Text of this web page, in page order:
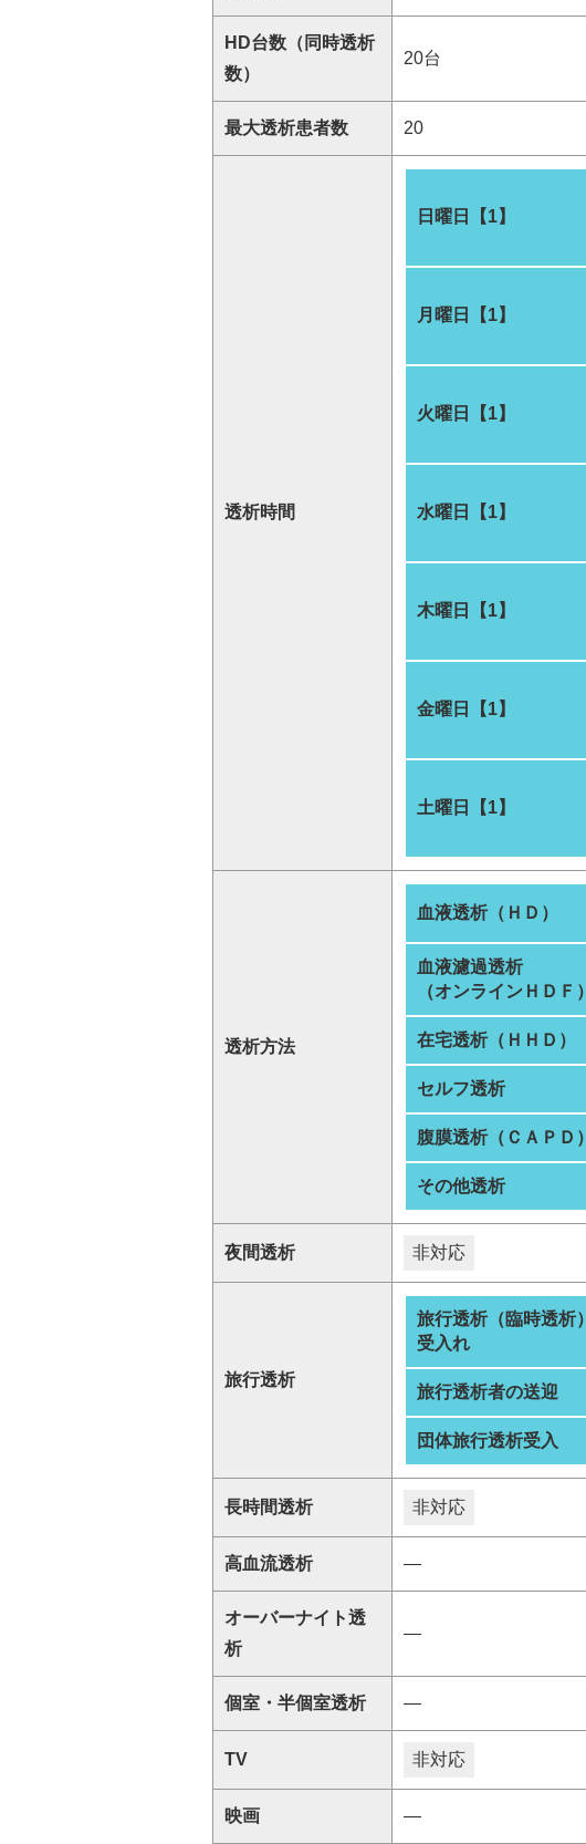
HD台数（同時透析
数）
20台
最大透析患者数 20
透析時間
日曜日【1】
月曜日【1】
火曜日【1】
水曜日【1】
木曜日【1】
金曜日【1】
土曜日【1】
透析方法
血液透析（ＨＤ）
血液濾過透析
（オンラインＨＤＦ）
在宅透析（ＨＨＤ）
セルフ透析
腹膜透析（ＣＡＰＤ）
その他透析
夜間透析 非対応
旅行透析
旅行透析（臨時透析）
受入れ
旅行透析者の送迎
団体旅行透析受入
長時間透析 非対応
高血流透析 ―
オーバーナイト透
析
―
個室・半個室透析 ―
TV 非対応
映画 ―